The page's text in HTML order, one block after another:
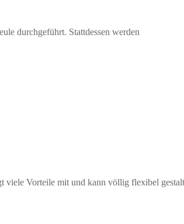
durchgeführt. Stattdessen werden
viele Vorteile mit und kann völlig flexibel